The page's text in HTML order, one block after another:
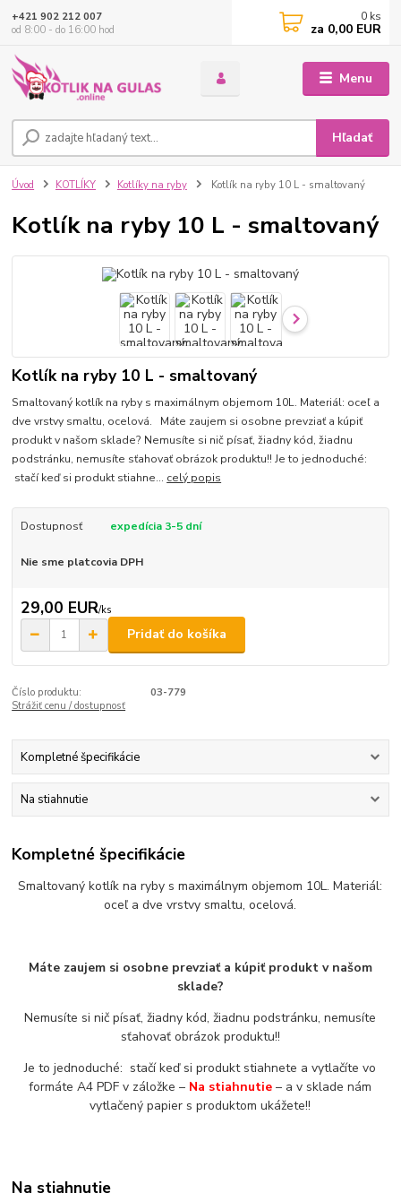
Menu
Hľadať
+421 902 212 007
od 8:00 - do 16:00 hod
0 ks
za 0,00 EUR
Úvod KOTLÍKY Kotlíky na ryby Kotlík na ryby 10 L - smaltovaný
Kotlík na ryby 10 L - smaltovaný
Kotlík na ryby 10 L - smaltovaný
Smaltovaný kotlík na ryby s maximálnym objemom 10L. Materiál: oceľ a
dve vrstvy smaltu, ocelová. Máte zaujem si osobne prevziať a kúpiť
produkt v našom sklade? Nemusíte si nič písať, žiadny kód, žiadnu
podstránku, nemusíte sťahovať obrázok produktu!! Je to jednoduché:
stačí keď si produkt stiahne... celý popis
Dostupnosť expedícia 3-5 dní
Nie sme platcovia DPH
29,00 EUR/ks
Pridať do košíka
Číslo produktu:
03-779
Strážiť cenu / dostupnosť
Kompletné špecifikácie
Na stiahnutie
Kompletné špecifikácie
Smaltovaný kotlík na ryby s maximálnym objemom 10L. Materiál:
oceľ a dve vrstvy smaltu, ocelová.
Máte zaujem si osobne prevziať a kúpiť produkt v našom
sklade?
Nemusíte si nič písať, žiadny kód, žiadnu podstránku, nemusíte
sťahovať obrázok produktu!!
Je to jednoduché: stačí keď si produkt stiahnete a vytlačíte vo
formáte A4 PDF v záložke – Na stiahnutie – a v sklade nám
vytlačený papier s produktom ukážete!!
Na stiahnutie